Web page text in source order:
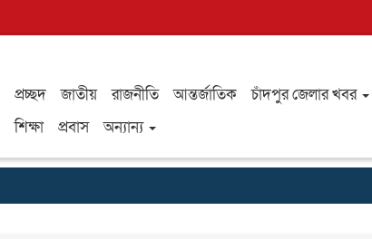
প্রচ্ছদ জাতীয় রাজনীতি আন্তর্জাতিক চাঁদপুর জেলার খবর
শিক্ষা
প্রবাস অন্যান্য